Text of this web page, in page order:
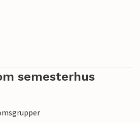
semesterhus